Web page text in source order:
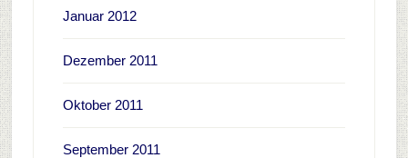
Januar 2012
Dezember 2011
Oktober 2011
September 2011